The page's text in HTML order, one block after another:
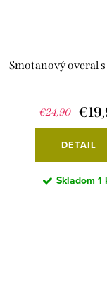
Smotanový overal
€24,90
DETAIL
Skladom 1